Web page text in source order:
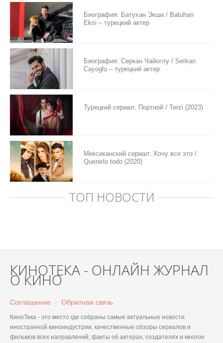
Биография: Батухан Экши / Batuhan
Eksi – турецкий актер
Биография: Серкан Чайоглу / Serkan
Cayoglu – турецкий актер
Турецкий сериал: Портной / Terzi (2023)
Мексиканский сериал: Хочу все это /
Quererlo todo (2020)
ТОП НОВОСТИ
КИНОТЕКА - ОНЛАЙН ЖУРНАЛ
О КИНО
Соглашение · Обратная связь
КиноТека - это место где собраны самые актуальные новости
иностранной киноиндустрии, качественные обзоры сериалов и
фильмов всех направлений, факты об актерах, создателях и многое